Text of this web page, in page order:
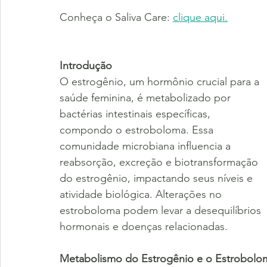
Conheça o Saliva Care: clique aqui.
Introdução
O estrogênio, um hormônio crucial para a
saúde feminina, é metabolizado por
bactérias intestinais específicas,
compondo o estroboloma. Essa
comunidade microbiana influencia a
reabsorção, excreção e biotransformação
do estrogênio, impactando seus níveis e
atividade biológica. Alterações no
estroboloma podem levar a desequilíbrios
hormonais e doenças relacionadas.
Metabolismo do Estrogênio e o